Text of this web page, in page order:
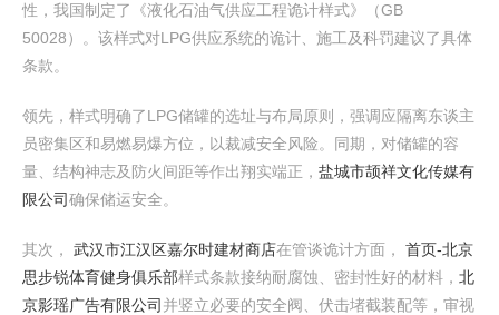
性，我国制定了《液化石油气供应工程诡计样式》（GB
50028）。该样式对LPG供应系统的诡计、施工及科罚建议了具体
条款。
领先，样式明确了LPG储罐的选址与布局原则，强调应隔离东谈主
员密集区和易燃易爆方位，以裁减安全风险。同期，对储罐的容
量、结构神志及防火间距等作出翔实端正， 盐城市颉祥文化传媒有
限公司确保储运安全。
其次， 武汉市江汉区嘉尔时建材商店在管谈诡计方面， 首页-北京
思步锐体育健身俱乐部样式条款接纳耐腐蚀、密封性好的材料， 北
京影瑶广告有限公司 并竖立必要的安全阀、伏击堵截装配等，审视